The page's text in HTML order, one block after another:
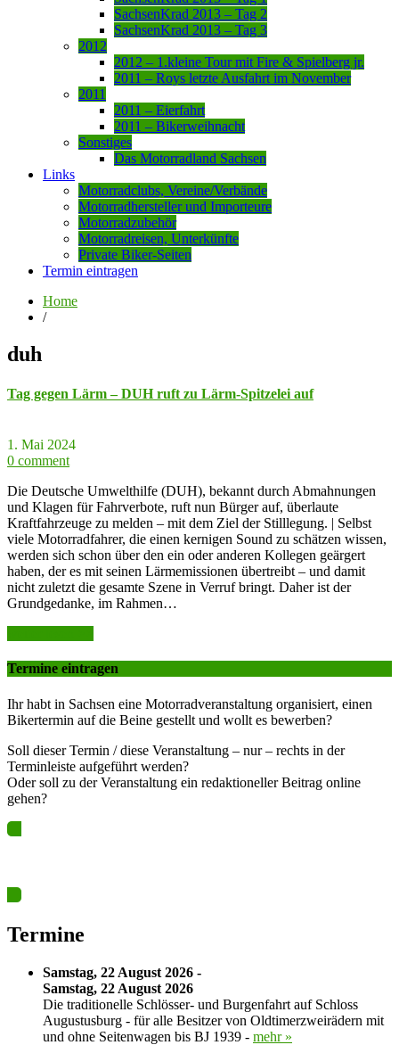
SachsenKrad 2013 – Tag 2
SachsenKrad 2013 – Tag 3
2012
2012 – 1.kleine Tour mit Fire & Spielberg jr.
2011 – Roys letzte Ausfahrt im November
2011
2011 – Eierfahrt
2011 – Bikerweihnacht
Sonstiges
Das Motorradland Sachsen
Links
Motorradclubs, Vereine/Verbände
Motorradhersteller und Importeure
Motorradzubehör
Motorradreisen, Unterkünfte
Private Biker-Seiten
Termin eintragen
Home
/
duh
Tag gegen Lärm – DUH ruft zu Lärm-Spitzelei auf
1. Mai 2024
0 comment
Die Deutsche Umwelthilfe (DUH), bekannt durch Abmahnungen
und Klagen für Fahrverbote, ruft nun Bürger auf, überlaute
Kraftfahrzeuge zu melden – mit dem Ziel der Stilllegung. | Selbst
viele Motorradfahrer, die einen kernigen Sound zu schätzen wissen,
werden sich schon über den ein oder anderen Kollegen geärgert
haben, der es mit seinen Lärmemissionen übertreibt – und damit
nicht zuletzt die gesamte Szene in Verruf bringt. Daher ist der
Grundgedanke, im Rahmen…
Termine eintragen
Ihr habt in Sachsen eine Motorradveranstaltung organisiert, einen
Bikertermin auf die Beine gestellt und wollt es bewerben?
Soll dieser Termin / diese Veranstaltung – nur – rechts in der
Terminleiste aufgeführt werden?
Oder soll zu der Veranstaltung ein redaktioneller Beitrag online
gehen?
Termine
Samstag, 22 August 2026 -
Samstag, 22 August 2026
Die traditionelle Schlösser- und Burgenfahrt auf Schloss
Augustusburg - für alle Besitzer von Oldtimerzweirädern mit
und ohne Seitenwagen bis BJ 1939 - mehr »